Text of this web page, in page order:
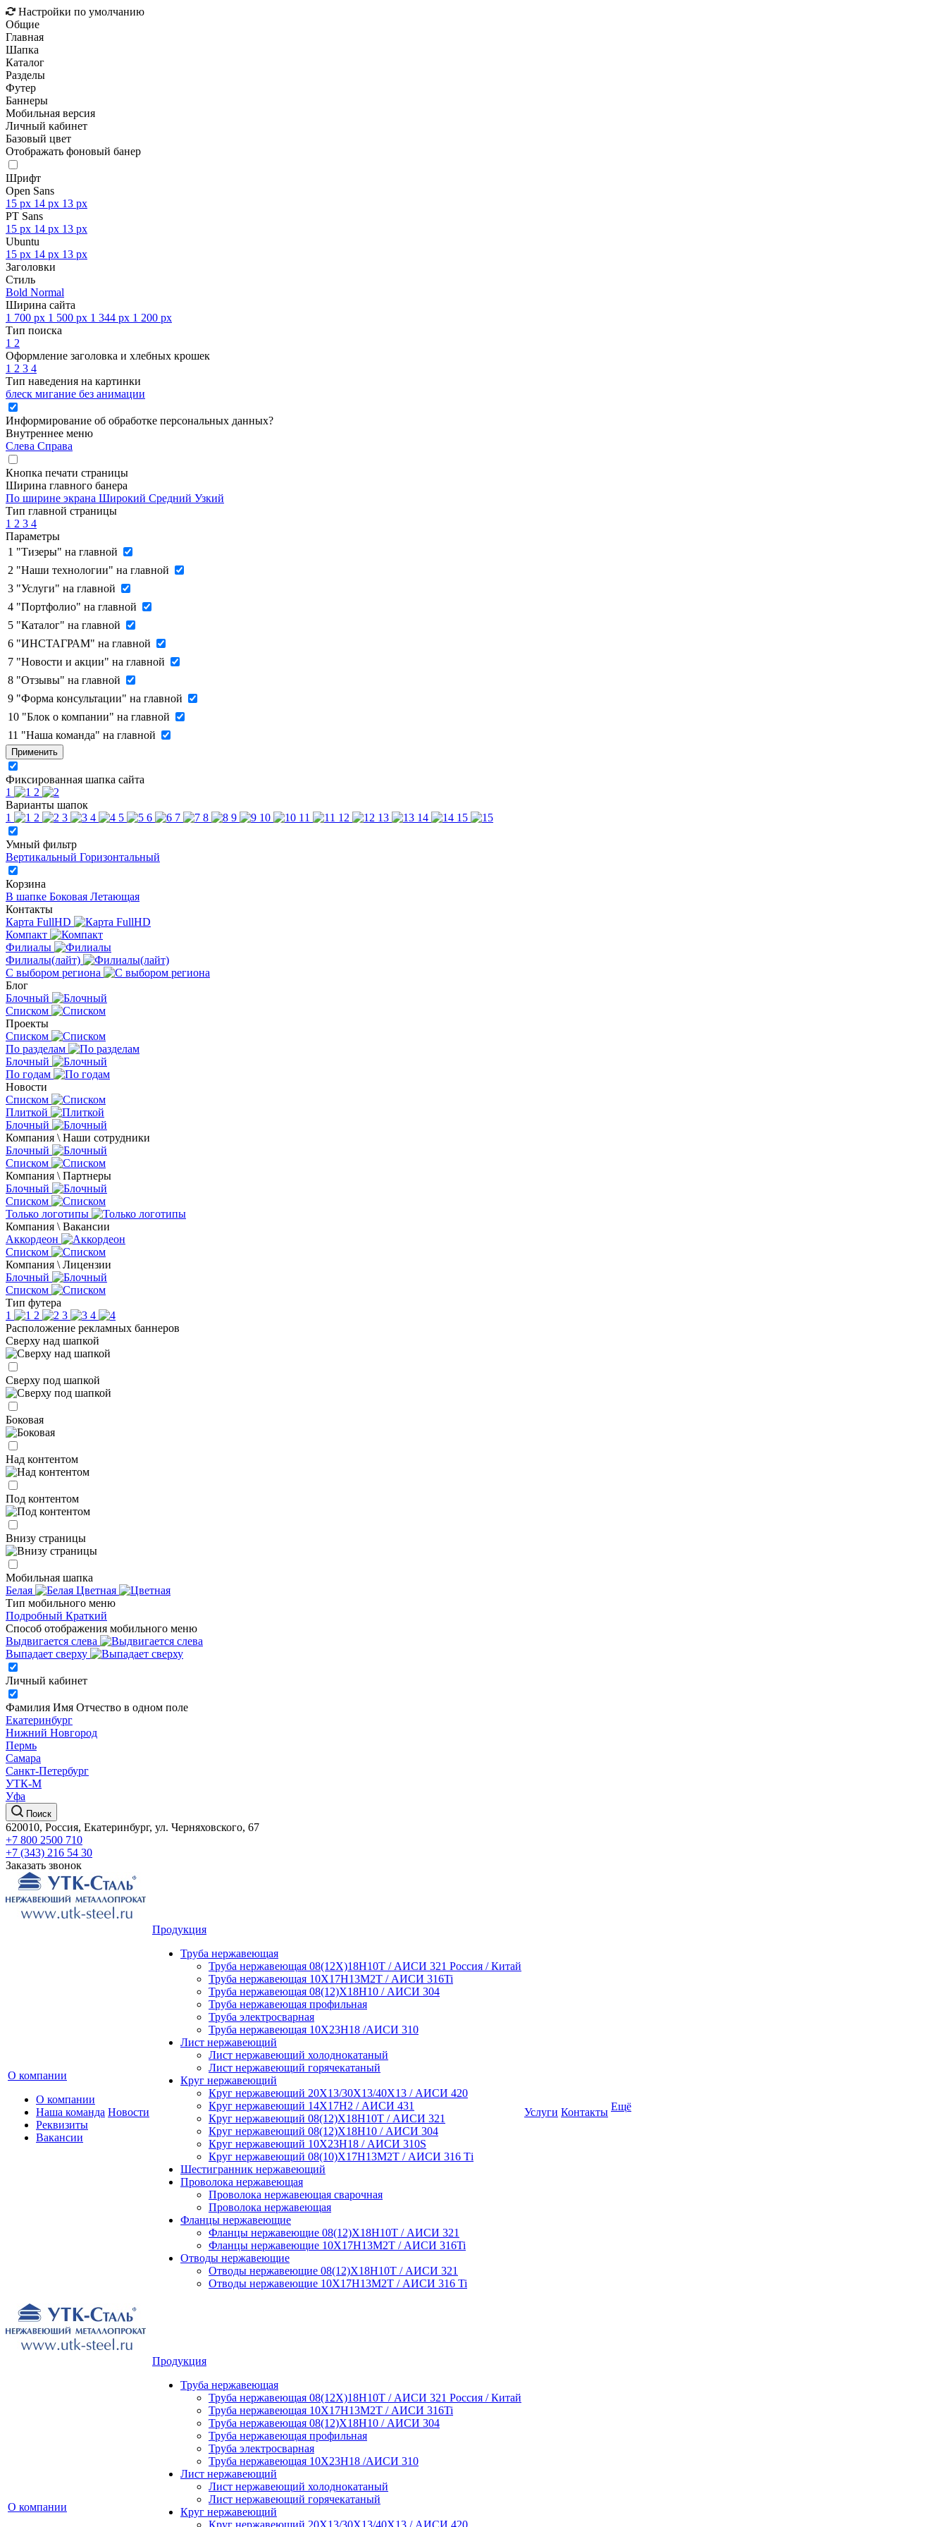
Настройки по умолчанию
Общие
Главная
Шапка
Каталог
Разделы
Футер
Баннеры
Мобильная версия
Личный кабинет
Базовый цвет
Отображать фоновый банер
Шрифт
Open Sans
15 px 14 px 13 px
PT Sans
15 px 14 px 13 px
Ubuntu
15 px 14 px 13 px
Заголовки
Стиль
Bold Normal
Ширина сайта
1 700 px 1 500 px 1 344 px 1 200 px
Тип поиска
1 2
Оформление заголовка и хлебных крошек
1 2 3 4
Тип наведения на картинки
блеск мигание без анимации
Информирование об обработке персональных данных?
Внутреннее меню
Слева Справа
Кнопка печати страницы
Ширина главного банера
По ширине экрана Широкий Средний Узкий
Тип главной страницы
1 2 3 4
Параметры
1 "Тизеры" на главной
2 "Наши технологии" на главной
3 "Услуги" на главной
4 "Портфолио" на главной
5 "Каталог" на главной
6 "ИНСТАГРАМ" на главной
7 "Новости и акции" на главной
8 "Отзывы" на главной
9 "Форма консультации" на главной
10 "Блок о компании" на главной
11 "Наша команда" на главной
Применить
Фиксированная шапка сайта
1
2
Варианты шапок
1
2 3 4 5 6 7 8 9 10 11 12 13 14 15
Умный фильтр
Вертикальный Горизонтальный
Корзина
В шапке Боковая Летающая
Контакты
Карта FullHD
Компакт
Филиалы
Филиалы(лайт)
С выбором региона
Блог
Блочный
Списком
Проекты
Списком
По разделам
Блочный
По годам
Новости
Списком
Плиткой
Блочный
Компания \ Наши сотрудники
Блочный
Списком
Компания \ Партнеры
Блочный
Списком
Только логотипы
Компания \ Вакансии
Аккордеон
Списком
Компания \ Лицензии
Блочный
Списком
Тип футера
1
2 3
4
Расположение рекламных баннеров
Сверху над шапкой
Сверху под шапкой
Боковая
Над контентом
Под контентом
Внизу страницы
Мобильная шапка
Белая
Цветная
Тип мобильного меню
Подробный Краткий
Способ отображения мобильного меню
Выдвигается слева
Выпадает сверху
Личный кабинет
Фамилия Имя Отчество в одном поле
Екатеринбург
Нижний Новгород
Пермь
Самара
Санкт-Петербург
УТК-М
Уфа
Поиск
620010, Россия, Екатеринбург, ул. Черняховского, 67
+7 800 2500 710
+7 (343) 216 54 30
Заказать звонок
О компании
О компании
Наша команда
Реквизиты
Вакансии
Новости
Продукция
Труба нержавеющая
Труба нержавеющая 08(12Х)18Н10Т / АИСИ 321 Россия / Китай
Труба нержавеющая 10Х17Н13М2Т / АИСИ 316Ti
Труба нержавеющая 08(12)Х18Н10 / АИСИ 304
Труба нержавеющая профильная
Труба электросварная
Труба нержавеющая 10Х23Н18 /АИСИ 310
Лист нержавеющий
Лист нержавеющий холоднокатаный
Лист нержавеющий горячекатаный
Круг нержавеющий
Круг нержавеющий 20Х13/30Х13/40Х13 / АИСИ 420
Круг нержавеющий 14Х17Н2 / АИСИ 431
Круг нержавеющий 08(12)Х18Н10Т / АИСИ 321
Круг нержавеющий 08(12)Х18Н10 / АИСИ 304
Круг нержавеющий 10Х23Н18 / АИСИ 310S
Круг нержавеющий 08(10)Х17Н13М2Т / АИСИ 316 Тi
Шестигранник нержавеющий
Проволока нержавеющая
Проволока нержавеющая сварочная
Проволока нержавеющая
Фланцы нержавеющие
Фланцы нержавеющие 08(12)Х18Н10Т / АИСИ 321
Фланцы нержавеющие 10Х17Н13М2Т / АИСИ 316Ti
Отводы нержавеющие
Отводы нержавеющие 08(12)Х18Н10Т / АИСИ 321
Отводы нержавеющие 10Х17Н13М2Т / АИСИ 316 Ti
Услуги Контакты Ещё
О компании
Продукция
Труба нержавеющая
Труба нержавеющая 08(12Х)18Н10Т / АИСИ 321 Россия / Китай
Труба нержавеющая 10Х17Н13М2Т / АИСИ 316Ti
Труба нержавеющая 08(12)Х18Н10 / АИСИ 304
Труба нержавеющая профильная
Труба электросварная
Труба нержавеющая 10Х23Н18 /АИСИ 310
Лист нержавеющий
Лист нержавеющий холоднокатаный
Лист нержавеющий горячекатаный
Круг нержавеющий
Круг нержавеющий 20Х13/30Х13/40Х13 / АИСИ 420